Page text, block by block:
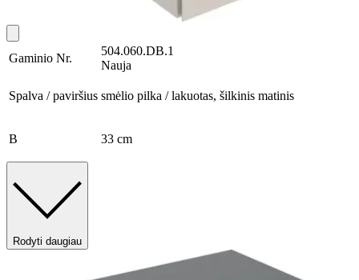
Gaminio Nr.
504.060.DB.1
Nauja
Spalva / paviršius smėlio pilka / lakuotas, šilkinis matinis
B 33 cm
Rodyti daugiau